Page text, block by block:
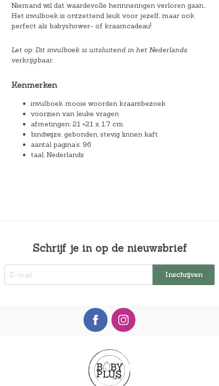
Niemand wil dat waardevolle herinneringen verloren gaan…
Het invulboek is ontzettend leuk voor jezelf, maar ook
perfect als babyshower- of kraamcadeau!
Let op: Dit invulboek is uitsluitend in het Nederlands
verkrijgbaar.
Kenmerken
invulboek mooie woorden kraambezoek
voorzien van leuke vragen
afmetingen: 21 ×21 x 1,7 cm.
bindwijze: gebonden, stevig linnen kaft
aantal pagina’s: 96
taal: Nederlands
Schrijf je in op de nieuwsbrief